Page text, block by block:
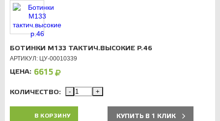
БОТИНКИ М133 ТАКТИЧ.ВЫСОКИЕ Р.46
АРТИКУЛ: ЦУ-00010339
ЦЕНА: 6615
КОЛИЧЕСТВО: - +
В КОРЗИНУ КУПИТЬ В 1 КЛИК